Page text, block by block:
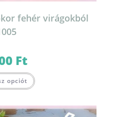
fehér virágokból
Ft
opciót